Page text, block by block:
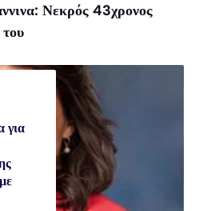
Νεκρός 43χρονος
για